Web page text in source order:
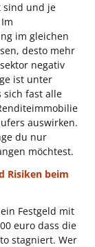
sind und je
im gleichen
desto mehr
negativ
ist unter
sich fast alle
auswirken.
du nur
möchtest.
Risiken beim
Festgeld mit
euro dass die
stagniert. Wer